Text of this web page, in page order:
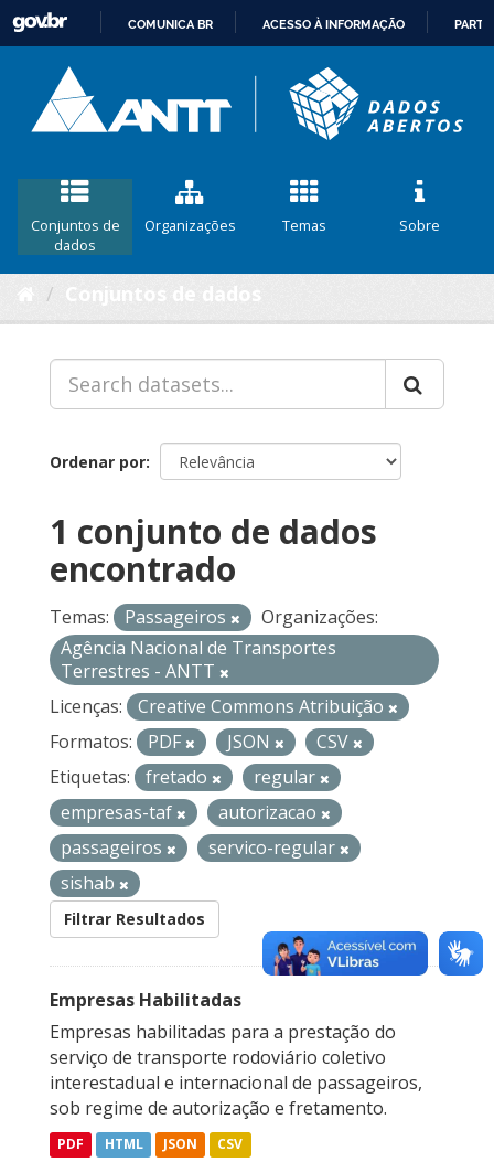
CONTEÚDO
COMUNICA BR ACESSO À INFORMAÇÃO
Conjuntos de
dados
Organizações Temas Sobre
Ordenar por
1 conjunto de dados
encontrado
Temas: Passageiros
Organizações:
Agência Nacional de Transportes
Terrestres - ANTT
Licenças:
Creative Commons Atribuição
Formatos:
PDF JSON
CSV
Etiquetas:
fretado
regular
empresas-taf
autorizacao
passageiros
servico-regular
sishab
Filtrar Resultados
Empresas Habilitadas
Empresas habilitadas para a prestação do
serviço de transporte rodoviário coletivo
interestadual e internacional de passageiros,
sob regime de autorização e fretamento.
PDF HTML JSON CSV